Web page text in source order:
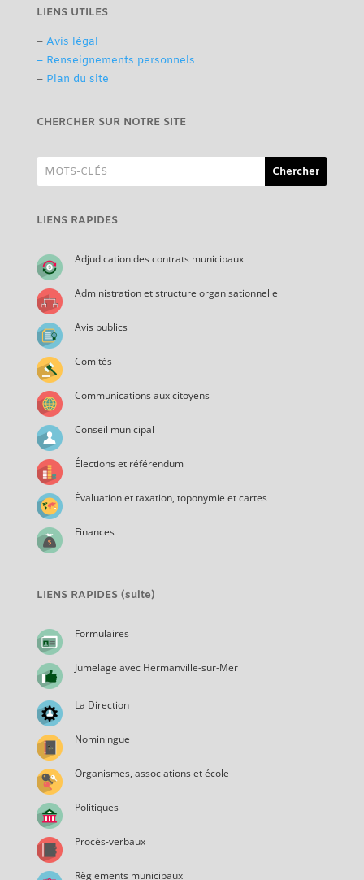
LIENS UTILES
– Avis légal
– Renseignements personnels
– Plan du site
CHERCHER SUR NOTRE SITE
LIENS RAPIDES
Adjudication des contrats municipaux
Administration et structure organisationnelle
Avis publics
Comités
Communications aux citoyens
Conseil municipal
Élections et référendum
Évaluation et taxation, toponymie et cartes
Finances
LIENS RAPIDES (suite)
Formulaires
Jumelage avec Hermanville-sur-Mer
La Direction
Nominingue
Organismes, associations et école
Politiques
Procès-verbaux
Règlements municipaux